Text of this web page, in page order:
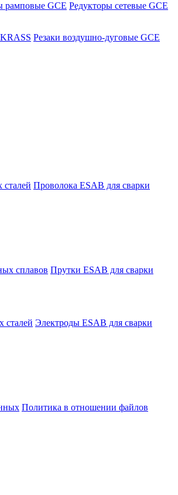
рамповые GCE Редукторы сетевые GCE
Резаки воздушно-дуговые GCE
Проволока ESAB для сварки
сплавов Прутки ESAB для сварки
сталей Электроды ESAB для сварки
Политика в отношении файлов